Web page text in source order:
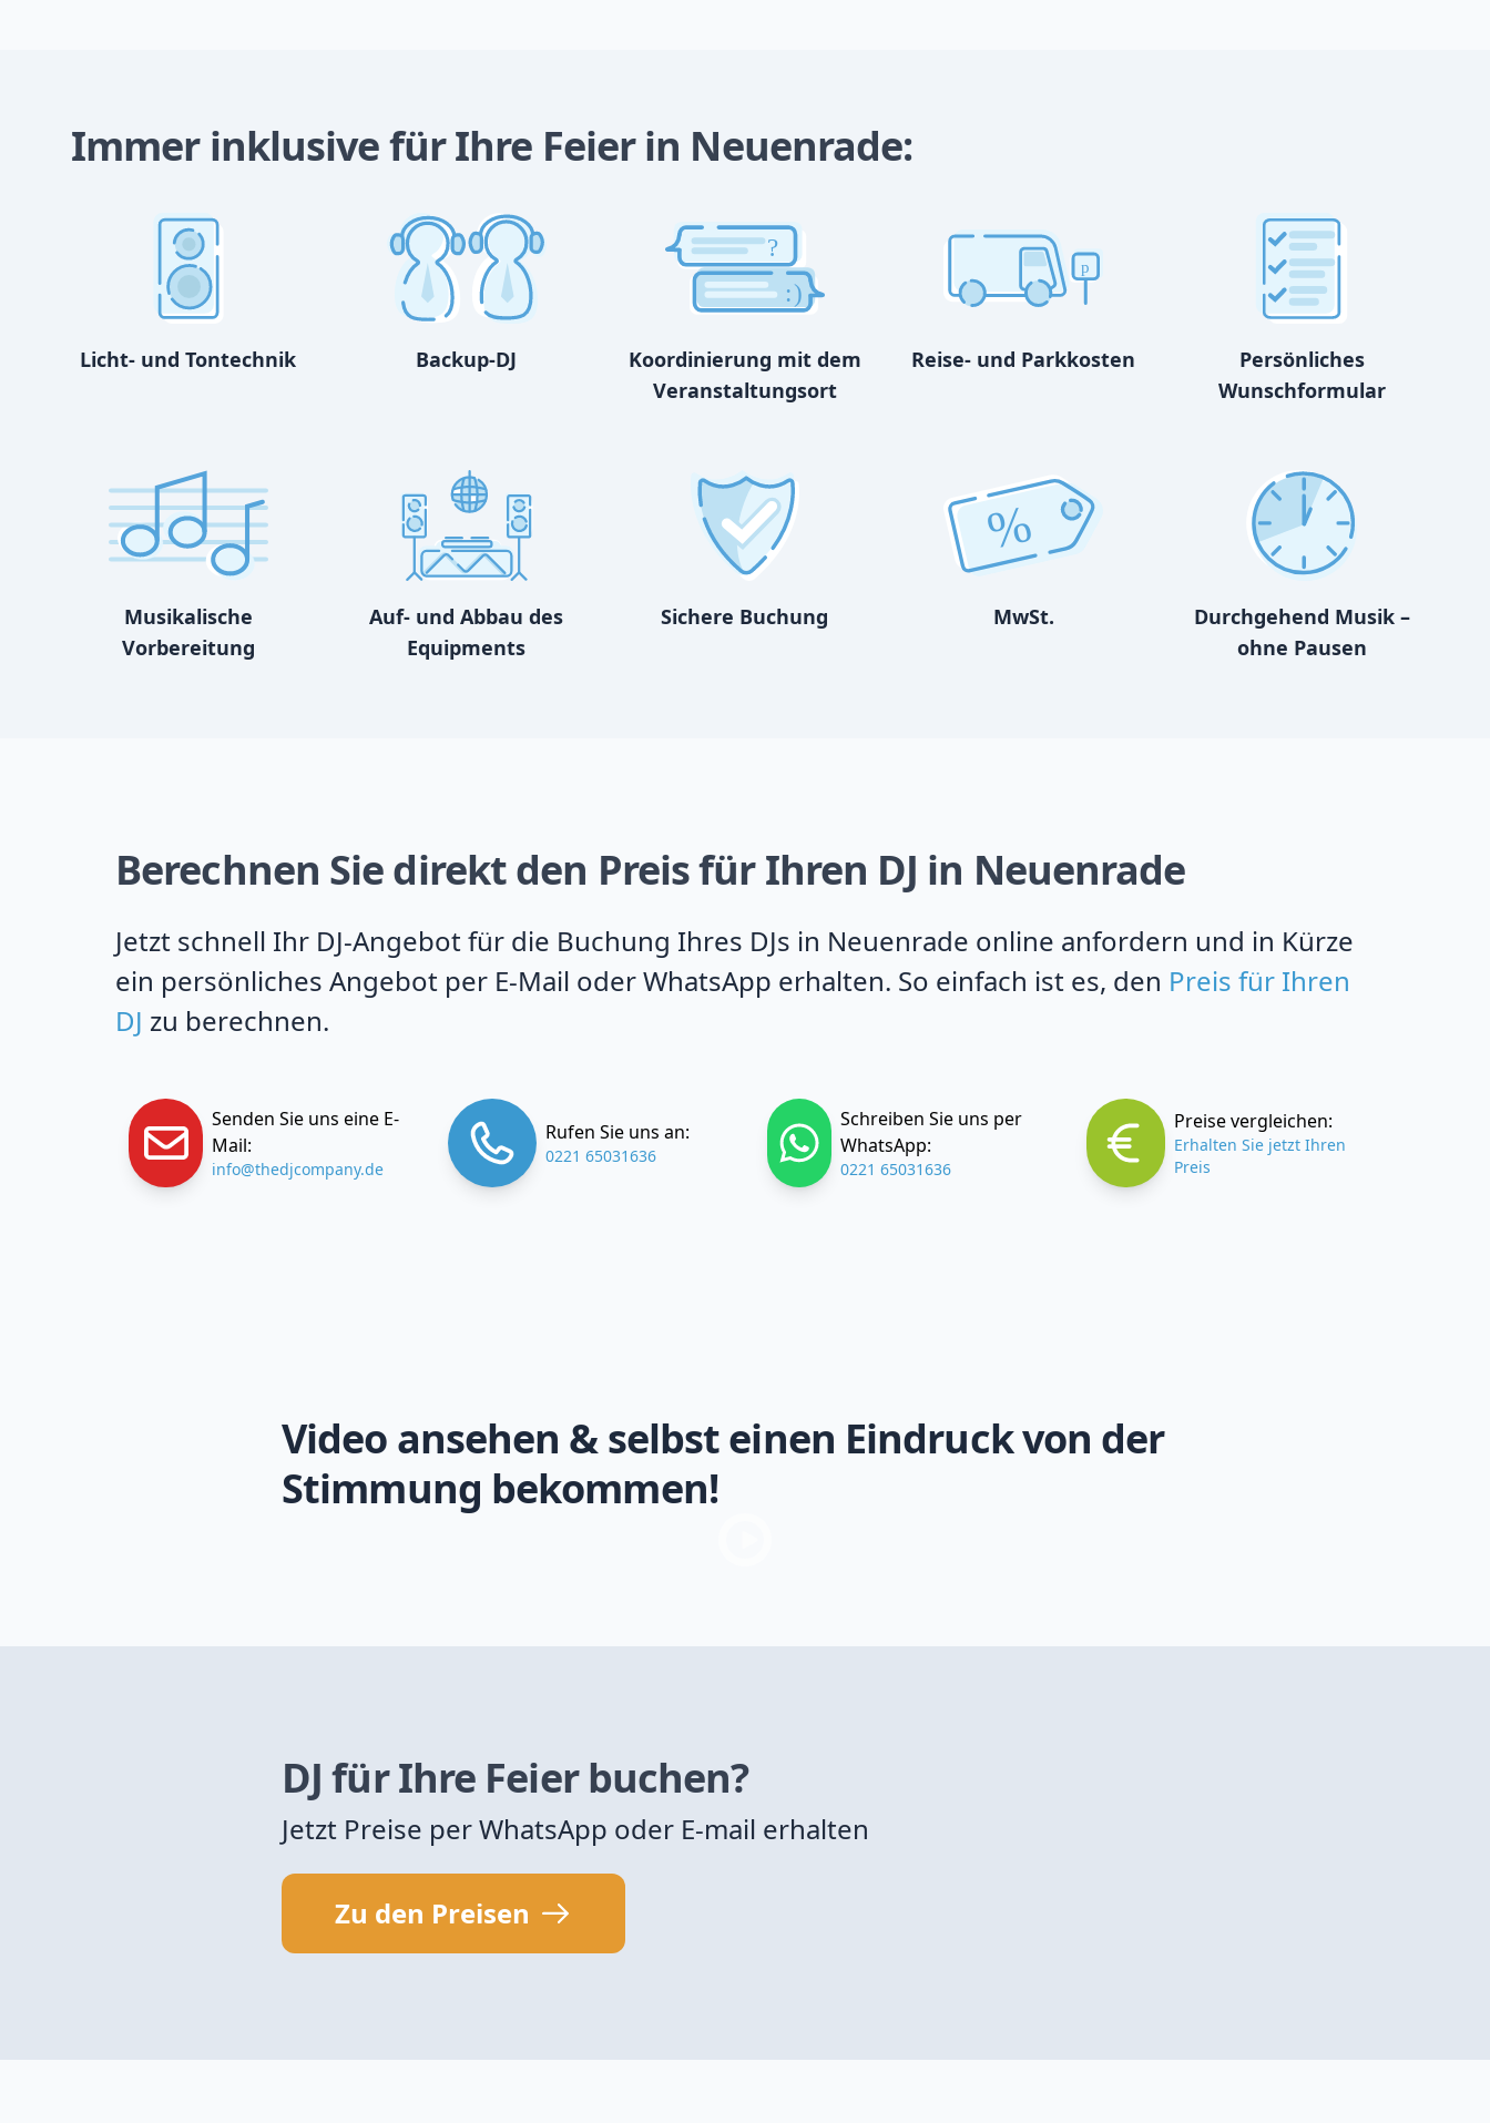
Immer inklusive für Ihre Feier in Neuenrade:
Licht- und Tontechnik Backup-DJ
?
:)
Koordinierung mit dem
Veranstaltungsort
p
Reise- und Parkkosten
Persönliches
Wunschformular
Musikalische
Vorbereitung
Auf- und Abbau des
Equipments
Sichere Buchung
%
MwSt.
Durchgehend Musik –
ohne Pausen
Berechnen Sie direkt den Preis für Ihren DJ in Neuenrade
Jetzt schnell Ihr DJ-Angebot für die Buchung Ihres DJs in Neuenrade online anfordern und in Kürze
ein persönliches Angebot per E-Mail oder WhatsApp erhalten. So einfach ist es, den Preis für Ihren
DJ zu berechnen.
Senden Sie uns eine E-
Mail:
info@thedjcompany.de
Rufen Sie uns an:
0221 65031636
Schreiben Sie uns per
WhatsApp:
0221 65031636
Preise vergleichen:
Erhalten Sie jetzt Ihren
Preis
Video ansehen & selbst einen Eindruck von der
Stimmung bekommen!
DJ für Ihre Feier buchen?
Jetzt Preise per WhatsApp oder E-mail erhalten
Zu den Preisen